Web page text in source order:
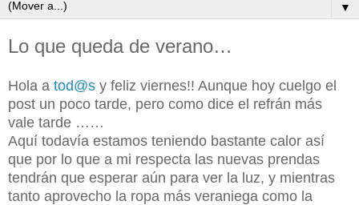
▼
Lo que queda de verano…
Hola a tod@s y feliz viernes!! Aunque hoy cuelgo el
post un poco tarde, pero como dice el refrán más
vale tarde ……
Aquí todavía estamos teniendo bastante calor así
que por lo que a mi respecta las nuevas prendas
tendrán que esperar aún para ver la luz, y mientras
tanto aprovecho la ropa más veraniega como la